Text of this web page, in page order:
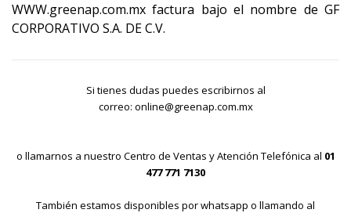
WWW.greenap.com.mx factura bajo el nombre de GF
CORPORATIVO S.A. DE C.V.
Si tienes dudas puedes escribirnos al
correo: online@greenap.com.mx
o llamarnos a nuestro Centro de Ventas y Atención Telefónica al 01
477 771 7130
También estamos disponibles por whatsapp o llamando al